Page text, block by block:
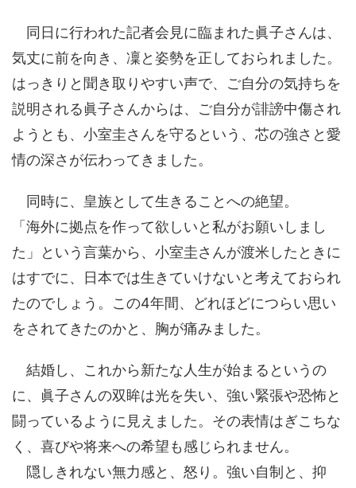
同日に行われた記者会見に臨まれた眞子さんは、
気丈に前を向き、凜と姿勢を正しておられました。
はっきりと聞き取りやすい声で、ご自分の気持ちを
説明される眞子さんからは、ご自分が誹謗中傷され
ようとも、小室圭さんを守るという、芯の強さと愛
情の深さが伝わってきました。
同時に、皇族として生きることへの絶望。
「海外に拠点を作って欲しいと私がお願いしまし
た」という言葉から、小室圭さんが渡米したときに
はすでに、日本では生きていけないと考えておられ
たのでしょう。この4年間、どれほどにつらい思い
をされてきたのかと、胸が痛みました。
結婚し、これから新たな人生が始まるというの
に、眞子さんの双眸は光を失い、強い緊張や恐怖と
闘っているように見えました。その表情はぎこちな
く、喜びや将来への希望も感じられません。
隠しきれない無力感と、怒り。強い自制と、抑